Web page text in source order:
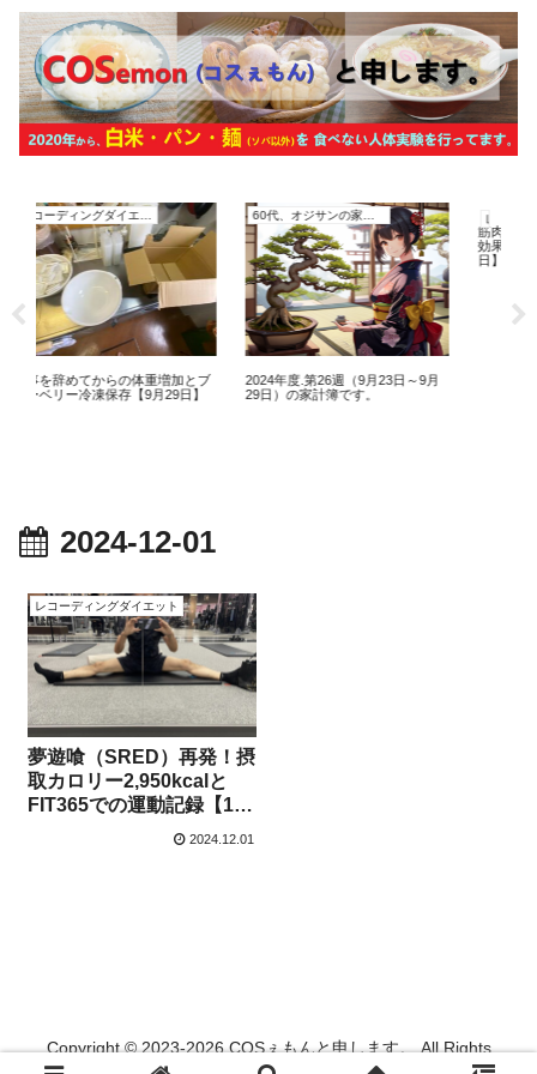
重増加とブ
9月29日】
2024年度.第26週（9月23日～9月
29日）の家計簿です。
レコーディングダイエット
筋肉痛が基準！プロテイン摂取
効果的な筋トレメニュー【11月
日】
2024-12-01
レコーディングダイエット
夢遊喰（SRED）再発！摂
取カロリー2,950kcalと
FIT365での運動記録【12
2024.12.01
Copyright © 2023-2026 COSぇもんと申します。 All Rights